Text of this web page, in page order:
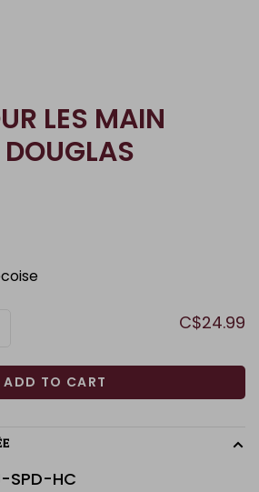
LES MAIN
C$24.99
ADD TO CART
SPD-HC